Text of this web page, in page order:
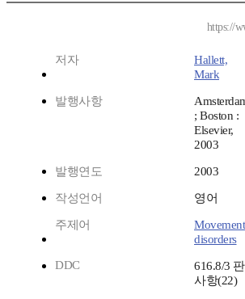
https://
저자
Hallett,
Mark
발행사항
; Boston :
Elsevier,
2003
발행연도 2003
작성언어 영어
주제어
Movement
disorders
DDC
616.8/3 판
사항(22)